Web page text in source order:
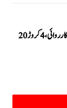
دالبندین میں سیکیورٹی فورسز کی بڑی کارروائی، 4 کروڑ 20